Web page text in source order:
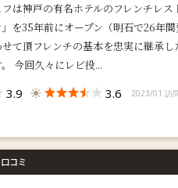
は神戸の有名ホテルのフレンチレ
」を35年前にオープン（明石で26年
て頂フレンチの基本を忠実に継承
今回久々にレビ投...
3.9 3.6 2023/01 訪
コミ